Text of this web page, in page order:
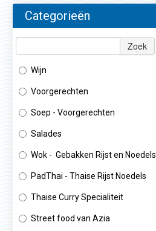
BESTELLEN
MENU
LOGIN
CONTACT
Categorieën
Zoek
Wijn
Voorgerechten
Soep - Voorgerechten
Salades
Wok - Gebakken Rijst en Noedels
PadThai - Thaise Rijst Noedels
Thaise Curry Specialiteit
Street food van Azia